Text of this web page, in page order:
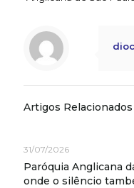
Artigos Relacionados
31/07/2026
Paróquia Anglicana
onde o silêncio